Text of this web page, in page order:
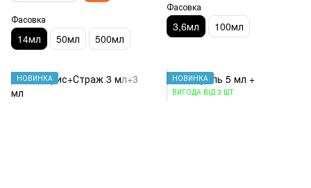
Фасовка
14мл 50мл 500мл
Фасовка
3,6мл 100мл
НОВИНКА
НОВИНКА
ВИГОДА ВІД 3 ШТ